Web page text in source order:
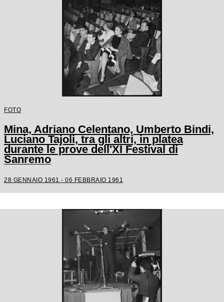
FOTO
Mina, Adriano Celentano, Umberto Bindi,
Luciano Tajoli, tra gli altri, in platea
durante le prove dell'XI Festival di
Sanremo
28 GENNAIO 1961 - 06 FEBBRAIO 1961